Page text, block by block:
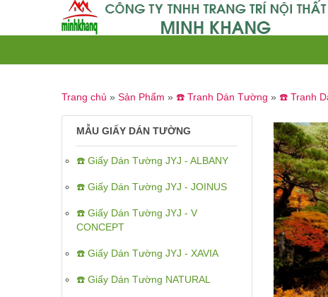
Trang chủ » Sản Phẩm » ☎️ Tranh Dán Tường » ☎️ Tranh
MẪU GIẤY DÁN TƯỜNG
☎️ Giấy Dán Tường JYJ - ALBANY
☎️ Giấy Dán Tường JYJ - JOINUS
☎️ Giấy Dán Tường JYJ - V
CONCEPT
☎️ Giấy Dán Tường JYJ - XAVIA
☎️ Giấy Dán Tường NATURAL